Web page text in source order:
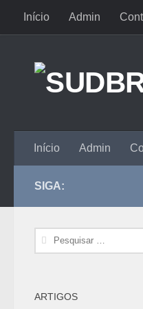
Skip to content
Início Admin
Início Admin
SIGA:
Pesquisar
por:
ARTIGOS